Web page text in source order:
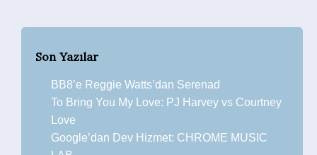
Son Yazılar
BB8’e Reggie Watts’dan Serenad
To Bring You My Love: PJ Harvey vs Courtney
Love
Google’dan Dev Hizmet: CHROME MUSIC